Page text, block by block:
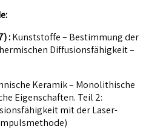
:Kunststoffe – Bestimmung der
Diffusionsfähigkeit –
Keramik – Monolithische
Eigenschaften. Teil 2:
mit der Laser-